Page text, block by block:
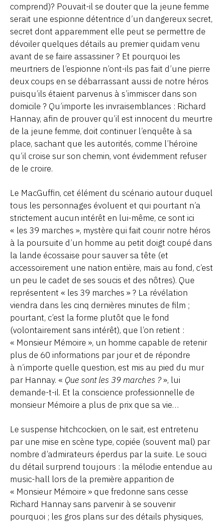
comprend)? Pouvait-il se douter que la jeune femme
serait une espionne détentrice d’un dangereux secret,
secret dont apparemment elle peut se permettre de
dévoiler quelques détails au premier quidam venu
avant de se faire assassiner ? Et pourquoi les
meurtriers de l’espionne n’ont-ils pas fait d’une pierre
deux coups en se débarrassant aussi de notre héros
puisqu’ils étaient parvenus à s’immiscer dans son
domicile ? Qu’importe les invraisemblances : Richard
Hannay, afin de prouver qu’il est innocent du meurtre
de la jeune femme, doit continuer l’enquête à sa
place, sachant que les autorités, comme l’héroïne
qu’il croise sur son chemin, vont évidemment refuser
de le croire.
Le MacGuffin, cet élément du scénario autour duquel
tous les personnages évoluent et qui pourtant n’a
strictement aucun intérêt en lui-même, ce sont ici
« les 39 marches », mystère qui fait courir notre héros
à la poursuite d’un homme au petit doigt coupé dans
la lande écossaise pour sauver sa tête (et
accessoirement une nation entière, mais au fond, c’est
un peu le cadet de ses soucis et des nôtres). Que
représentent « les 39 marches » ? La révélation
viendra dans les cinq dernières minutes de film ;
pourtant, c’est la forme plutôt que le fond
(volontairement sans intérêt), que l’on retient :
« Monsieur Mémoire », un homme capable de retenir
plus de 60 informations par jour et de répondre
à n’importe quelle question, est mis au pied du mur
par Hannay. « Que sont les 39 marches ?», lui
demande-t-il. Et la conscience professionnelle de
monsieur Mémoire a plus de prix que sa vie…
Le suspense hitchcockien, on le sait, est entretenu
par une mise en scène type, copiée (souvent mal) par
nombre d’admirateurs éperdus par la suite. Le souci
du détail surprend toujours : la mélodie entendue au
music-hall lors de la première apparition de
« Monsieur Mémoire » que fredonne sans cesse
Richard Hannay sans parvenir à se souvenir
pourquoi ; les gros plans sur des détails physiques,